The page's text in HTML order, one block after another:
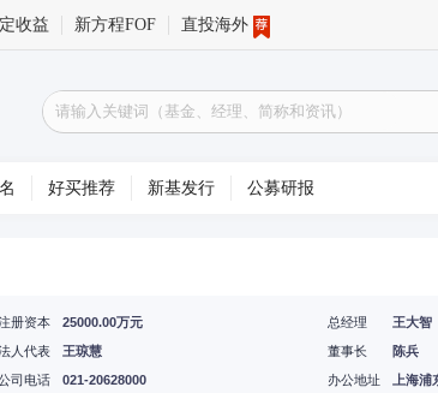
收益 新方程FOF 直投海外
好买推荐 新基发行 公募研报
册资本
25000.00万元
人代表
王琼慧
总经理
王大智
董事长
陈兵
司电话
021-20628000
办公地址